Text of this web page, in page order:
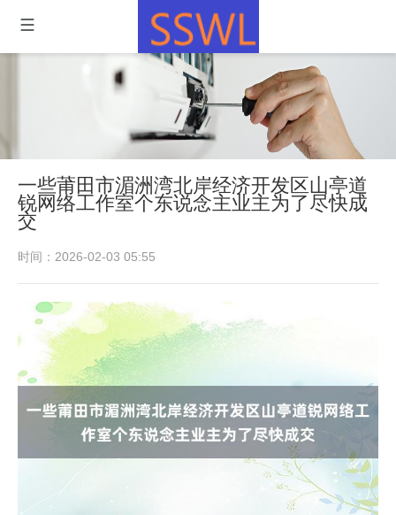
一些莆田市湄洲湾北岸经济开发区山亭道
锐网络工作室个东说念主业主为了尽快成
交
时间：2026-02-03 05:55